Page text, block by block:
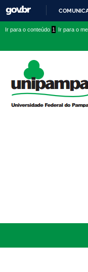
conteúdo
menu
superior
menu
Ir para o conteúdo 1 Ir para o